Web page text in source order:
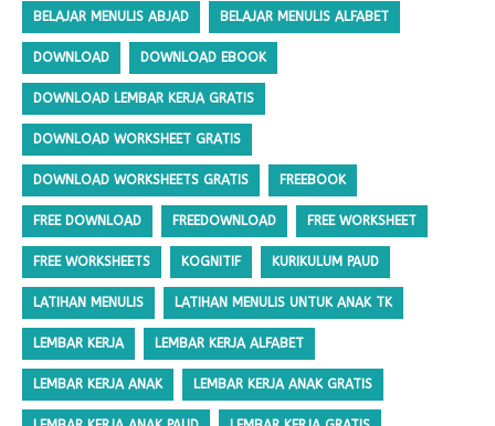
BELAJAR MENULIS ABJAD BELAJAR MENULIS ALFABET
DOWNLOAD DOWNLOAD EBOOK
DOWNLOAD LEMBAR KERJA GRATIS
DOWNLOAD WORKSHEET GRATIS
DOWNLOAD WORKSHEETS GRATIS FREEBOOK
FREE DOWNLOAD FREEDOWNLOAD FREE WORKSHEET
FREE WORKSHEETS KOGNITIF KURIKULUM PAUD
LATIHAN MENULIS LATIHAN MENULIS UNTUK ANAK TK
LEMBAR KERJA LEMBAR KERJA ALFABET
LEMBAR KERJA ANAK LEMBAR KERJA ANAK GRATIS